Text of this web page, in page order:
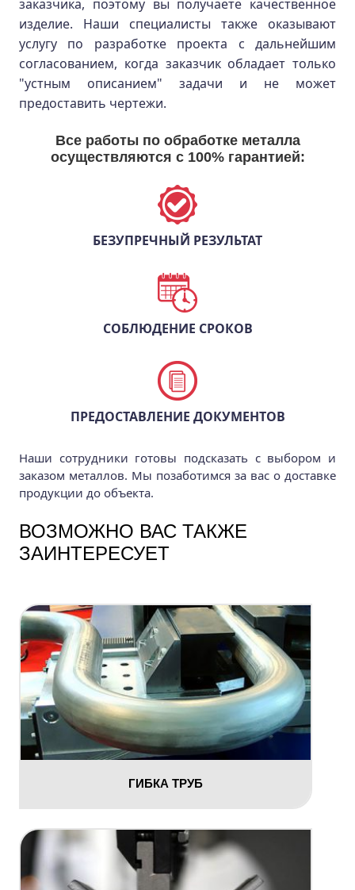
заказчика, поэтому вы получаете качественное
изделие. Наши специалисты также оказывают
услугу по разработке проекта с дальнейшим
согласованием, когда заказчик обладает только
"устным описанием" задачи и не может
предоставить чертежи.
Все работы по обработке металла
осуществляются с 100% гарантией:
БЕЗУПРЕЧНЫЙ РЕЗУЛЬТАТ
СОБЛЮДЕНИЕ СРОКОВ
ПРЕДОСТАВЛЕНИЕ ДОКУМЕНТОВ
Наши сотрудники готовы подсказать с выбором и
заказом металлов. Мы позаботимся за вас о доставке
продукции до объекта.
ВОЗМОЖНО ВАС ТАКЖЕ
ЗАИНТЕРЕСУЕТ
ГИБКА ТРУБ